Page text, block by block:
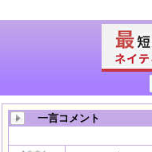
一言コメント